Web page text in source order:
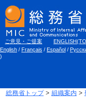
ご意見・ご提案
English / Français / Español /
)
総務省トップ> 組織案内 >